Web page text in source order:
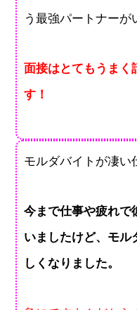
う最強パートナーが
面接はとてもうまく
す！
モルダバイトが凄い
今まで仕事や疲れで
いましたけど、モル
しくなりました。